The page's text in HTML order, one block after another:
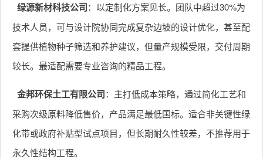
绿源新材科技公司：以定制化方案见长。团队中超过30%为
技术人员，可与设计院协同完成复杂边坡的设计优化，甚至配
套提供植物种子筛选和养护建议，但量产规模受限，交付周期
较长。最适配需要专业咨询的精品工程。
金邦环保土工有限公司：主打低成本策略，通过简化工艺和
采购次级原料降低售价，产品满足最低国标。适合非关键性绿
化带或政府补贴型试点项目，但长期耐久性较差，不推荐用于
永久性结构工程。